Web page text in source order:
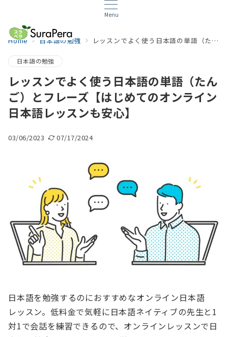
Menu
Home 日本語の勉強 レッスンでよく使う日本語の単語（たんご）とフレーズ【はじめてのオンライン日本語レッスンも安心】
日本語の勉強
レッスンでよく使う日本語の単語（たん
ご）とフレーズ【はじめてのオンライン
日本語レッスンも安心】
03/06/2023 07/17/2024
日本語を勉強するのにおすすめなオンライン日本語
レッスン。低料金で気軽に日本語ネイティブの先生と1
対1で会話を練習できるので、オンラインレッスンで日